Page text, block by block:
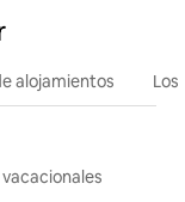
alojamientos